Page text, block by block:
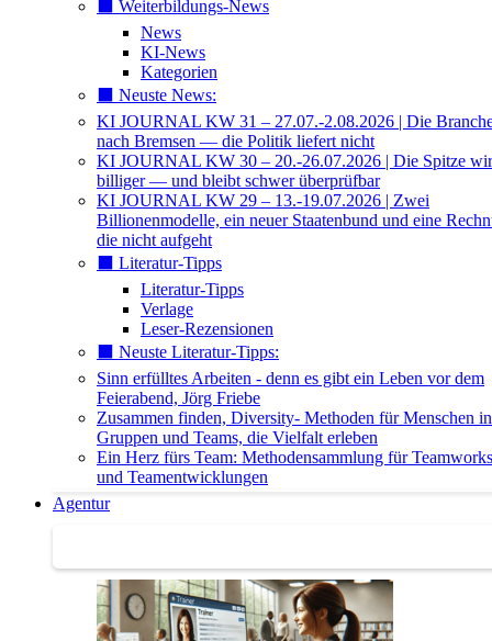
⬛️ Weiterbildungs-News
News
KI-News
Kategorien
⬛️ Neuste News:
KI JOURNAL KW 31 – 27.07.-2.08.2026 | Die
nach Bremsen — die Politik liefert nicht
KI JOURNAL KW 30 – 20.-26.07.2026 | Die Spitze
billiger — und bleibt schwer überprüfbar
KI JOURNAL KW 29 – 13.-19.07.2026 | Zwei
Billionenmodelle, ein neuer Staatenbund und eine
die nicht aufgeht
⬛️ Literatur-Tipps
Literatur-Tipps
Verlage
Leser-Rezensionen
⬛️ Neuste Literatur-Tipps:
Sinn erfülltes Arbeiten - denn es gibt ein Leben vor dem
Feierabend, Jörg Friebe
Zusammen finden, Diversity- Methoden für Menschen in
Gruppen und Teams, die Vielfalt erleben
Ein Herz fürs Team: Methodensammlung für
und Teamentwicklungen
Agentur